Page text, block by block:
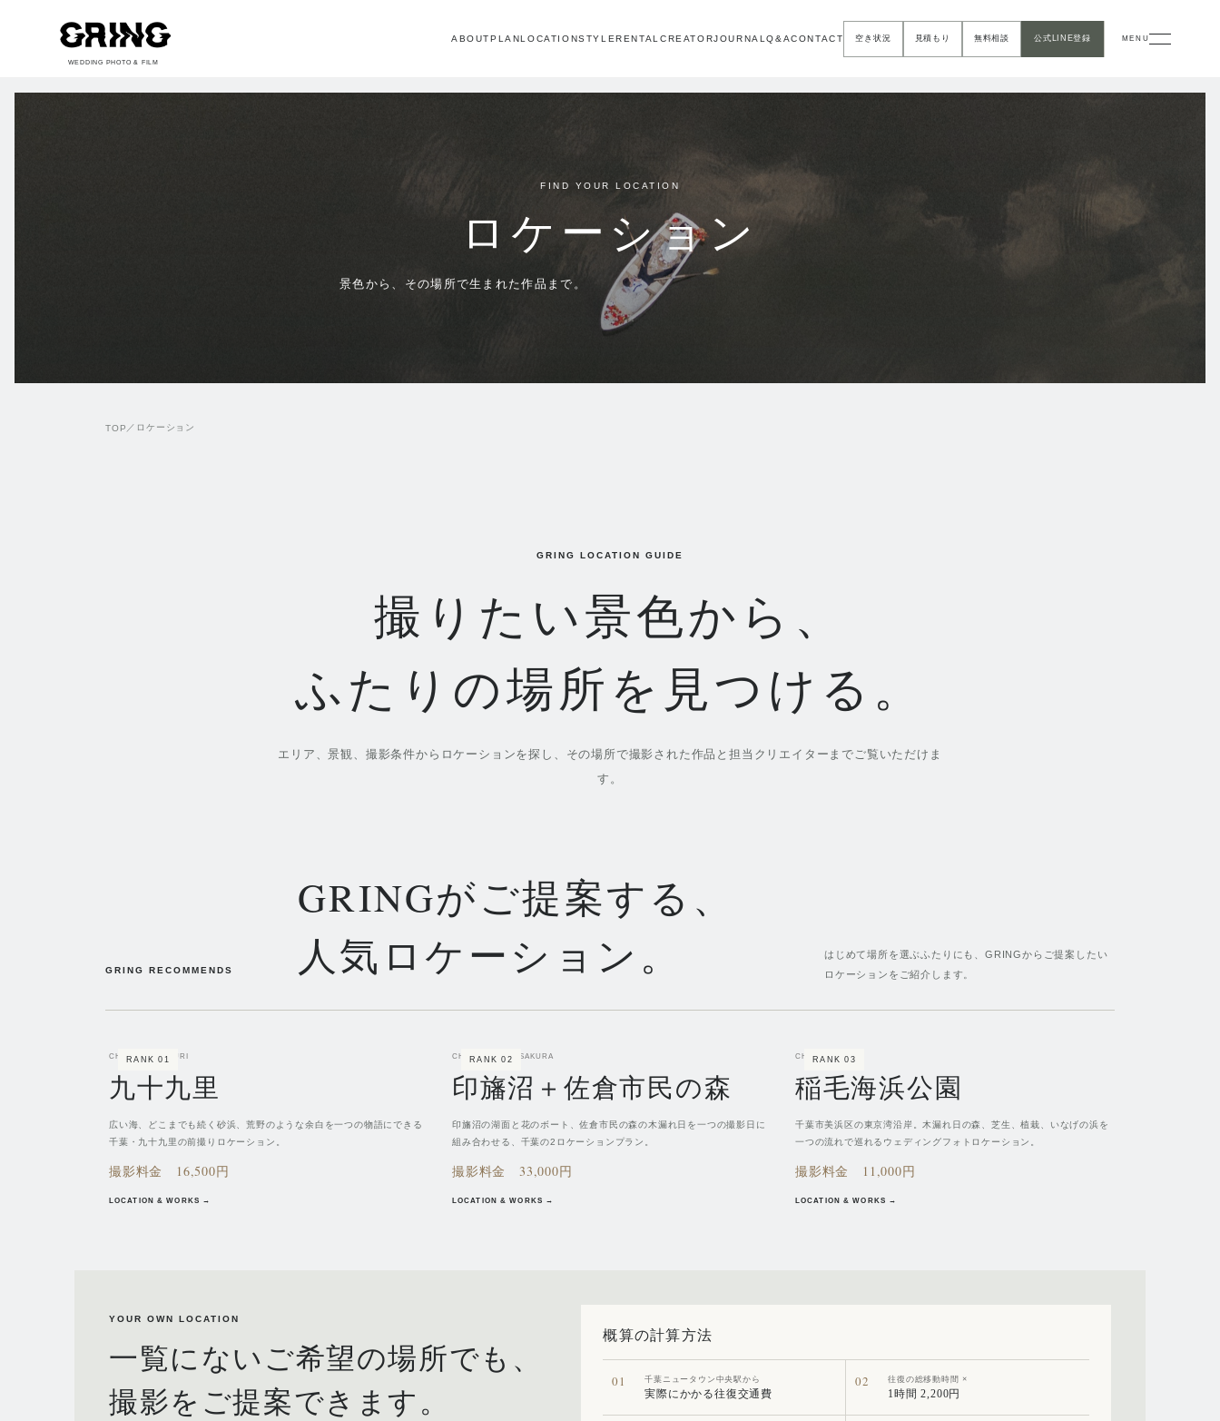
WEDDING PHOTO & FILM
ABOUTPLANLOCATIONSTYLERENTAL CREATORJOURNALQ&ACONTACT 空き状況 見積もり 無料相談 公式LINE登録 MENU
FIND YOUR LOCATION
ロケーション
景色から、その場所で生まれた作品まで。
TOP ／ ロケーション
GRING LOCATION GUIDE
撮りたい景色から、
ふたりの場所を見つける。
エリア、景観、撮影条件からロケーションを探し、その場所で撮影された作品と担当クリエイターまでご覧いただけま
す。
GRING RECOMMENDS
GRINGがご提案する、
人気ロケーション。
はじめて場所を選ぶふたりにも、GRINGからご提案したい
ロケーションをご紹介します。
RANK01
CHIBA / KUJUKURI
九十九里
広い海、どこまでも続く砂浜、荒野のような余白を一つの物語にできる
千葉・九十九里の前撮りロケーション。
撮影料金 16,500円
LOCATION & WORKS →
RANK02
CHIBA / INBA & SAKURA
印旛沼＋佐倉市民の森
印旛沼の湖面と花のボート、佐倉市民の森の木漏れ日を一つの撮影日に
組み合わせる、千葉の2ロケーションプラン。
撮影料金 33,000円
LOCATION & WORKS →
RANK03
CHIBA / INAGE
稲毛海浜公園
千葉市美浜区の東京湾沿岸。木漏れ日の森、芝生、植栽、いなげの浜を
一つの流れで巡れるウェディングフォトロケーション。
撮影料金 11,000円
LOCATION & WORKS →
YOUR OWN LOCATION
一覧にないご希望の場所でも、
撮影をご提案できます。
概算の計算方法
01 千葉ニュータウン中央駅から
実際にかかる往復交通費
02 往復の総移動時間 ×
1時間 2,200円